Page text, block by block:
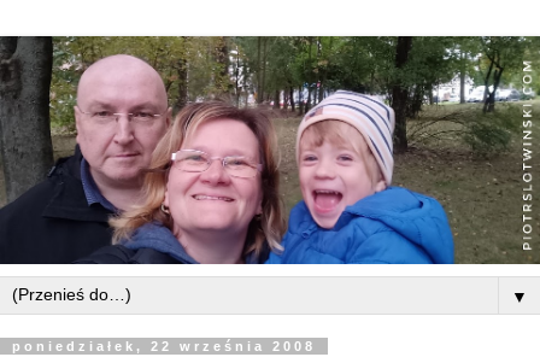
▼
poniedziałek, 22 września 2008